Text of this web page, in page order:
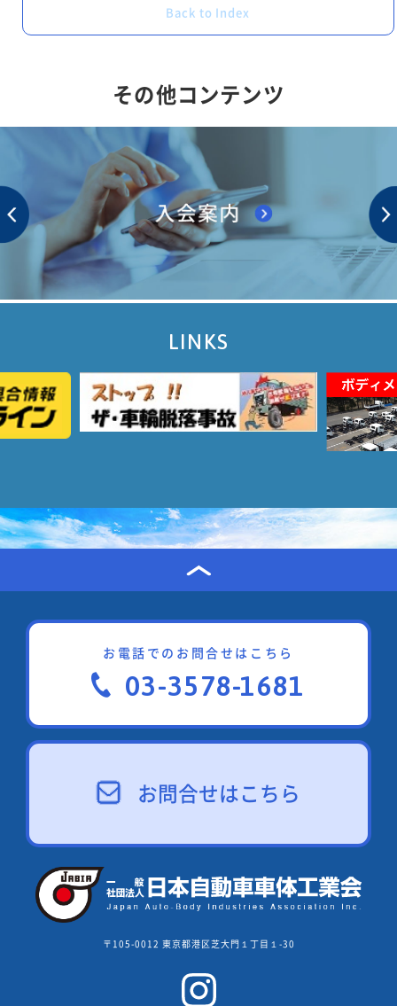
Back to Index
その他コンテンツ
LINKS
お電話でのお問合せはこちら
03-3578-1681
お問合せはこちら
〒105-0012 東京都港区芝大門１丁目１-30